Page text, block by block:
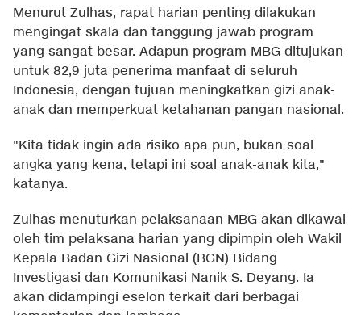
Menurut Zulhas, rapat harian penting dilakukan
mengingat skala dan tanggung jawab program
yang sangat besar. Adapun program MBG ditujukan
untuk 82,9 juta penerima manfaat di seluruh
Indonesia, dengan tujuan meningkatkan gizi anak-
anak dan memperkuat ketahanan pangan nasional.
"Kita tidak ingin ada risiko apa pun, bukan soal
angka yang kena, tetapi ini soal anak-anak kita,"
katanya.
Zulhas menuturkan pelaksanaan MBG akan dikawal
oleh tim pelaksana harian yang dipimpin oleh Wakil
Kepala Badan Gizi Nasional (BGN) Bidang
Investigasi dan Komunikasi Nanik S. Deyang. Ia
akan didampingi eselon terkait dari berbagai